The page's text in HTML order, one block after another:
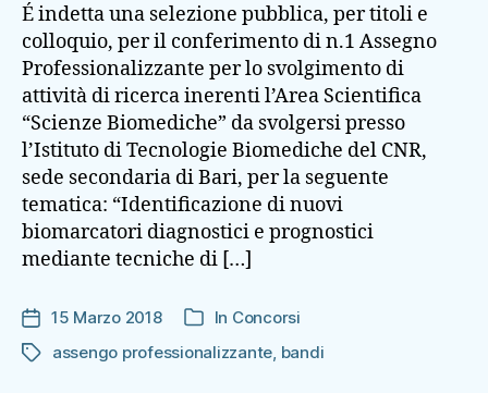
É indetta una selezione pubblica, per titoli e
colloquio, per il conferimento di n.1 Assegno
Professionalizzante per lo svolgimento di
attività di ricerca inerenti l’Area Scientifica
“Scienze Biomediche” da svolgersi presso
l’Istituto di Tecnologie Biomediche del CNR,
sede secondaria di Bari, per la seguente
tematica: “Identificazione di nuovi
biomarcatori diagnostici e prognostici
mediante tecniche di […]
Data
dell'articolo
15 Marzo 2018 Categorie
In Concorsi
Tag assengo professionalizzante bandi